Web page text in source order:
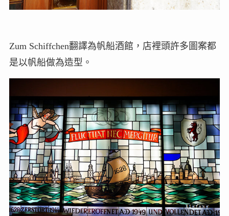
Zum Schiffchen翻譯為帆船酒館，店裡頭許多圖案都
是以帆船做為造型。